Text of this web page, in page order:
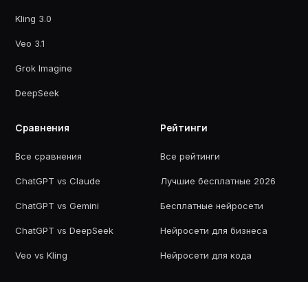
Kling 3.0
Veo 3.1
Grok Imagine
DeepSeek
Сравнения
Все сравнения
ChatGPT vs Claude
ChatGPT vs Gemini
ChatGPT vs DeepSeek
Veo vs Kling
Рейтинги
Все рейтинги
Лучшие бесплатные 2026
Бесплатные нейросети
Нейросети для бизнеса
Нейросети для кода